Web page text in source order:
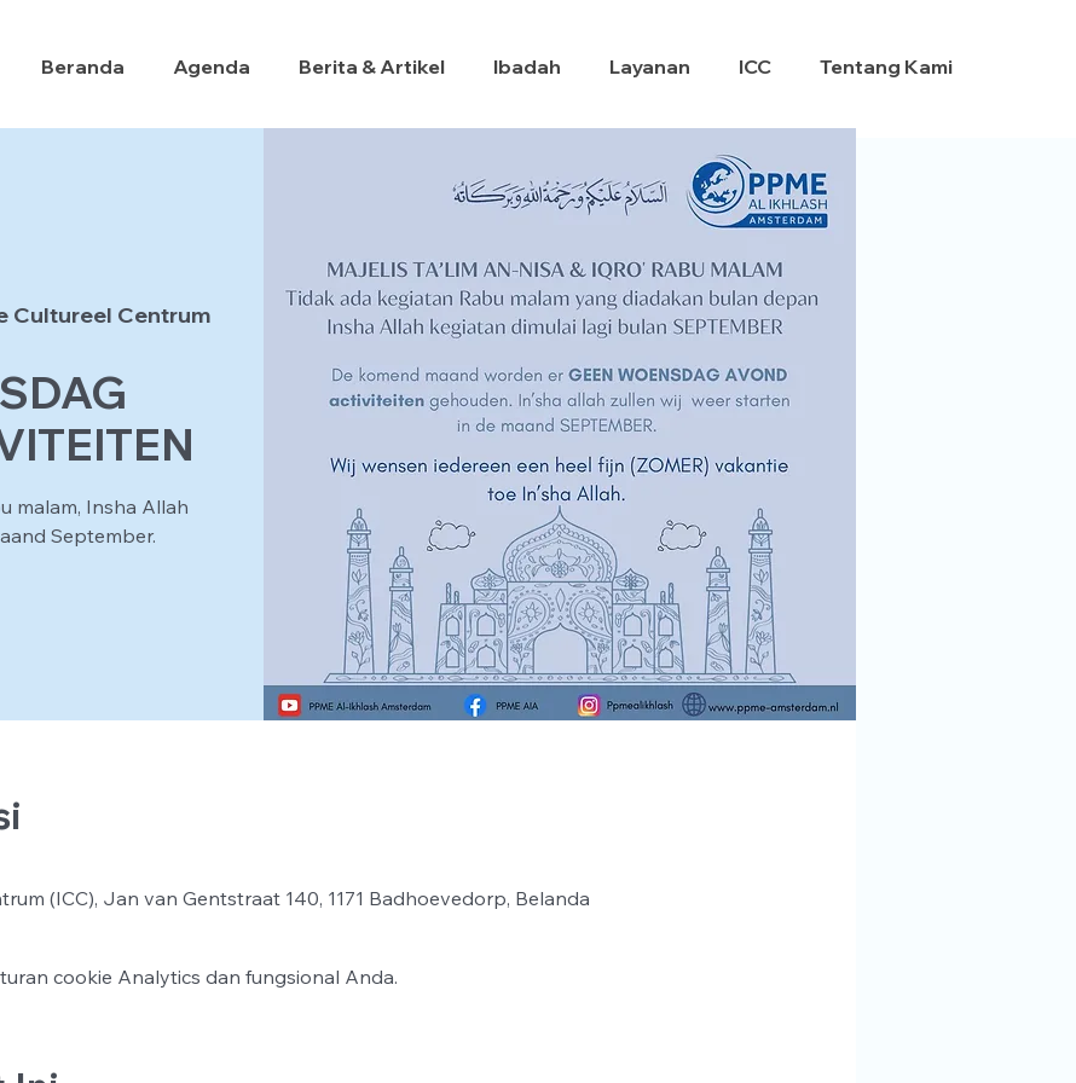
Beranda Agenda Berita & Artikel Ibadah Layanan ICC Tentang Kami
Cultureel Centrum
malam, Insha Allah
September.
(ICC), Jan van Gentstraat 140, 1171 Badhoevedorp, Belanda
cookie Analytics dan fungsional Anda.